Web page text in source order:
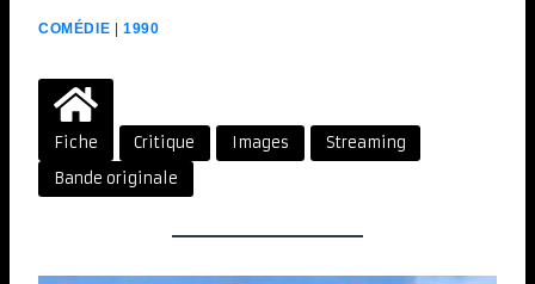
COMÉDIE | 1990
Fiche Critique Images
Streaming
Bande originale